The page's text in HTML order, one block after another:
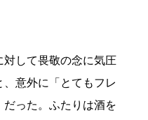
対して畏敬の念に気圧
意外に「とてもフレ
った。ふたりは酒を